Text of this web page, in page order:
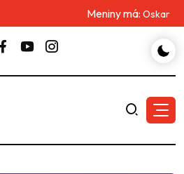
Meniny má: Oskar